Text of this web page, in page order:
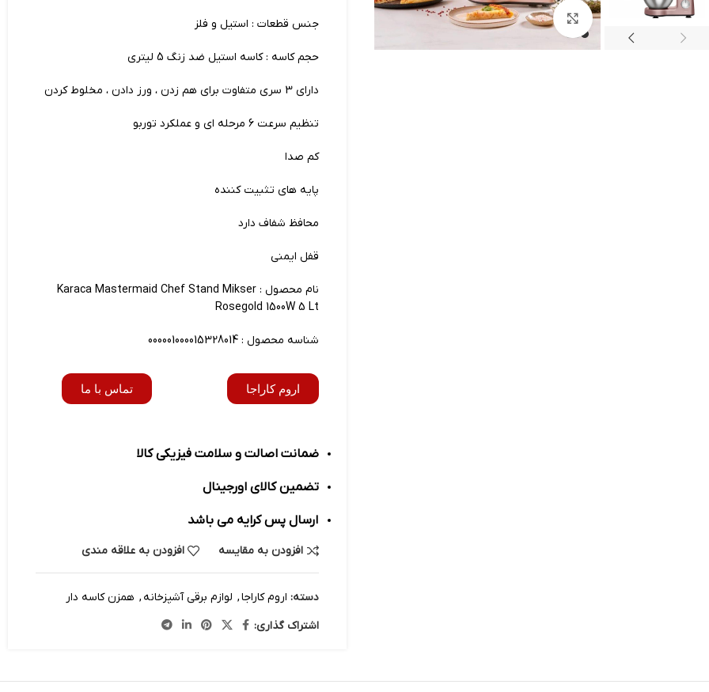
بزرگنمایی تصویر جنس قطعات : استیل و فلز
حجم کاسه : کاسه استیل ضد زنگ 5 لیتری
دارای 3 سری متفاوت برای هم زدن ، ورز دادن ، مخلوط کردن
تنظیم سرعت 6 مرحله ای و عملکرد توربو
کم صدا
پایه های تثبیت کننده
محافظ شفاف دارد
قفل ایمنی
نام محصول : Karaca Mastermaid Chef Stand Mikser
Rosegold 1500W 5 Lt
شناسه محصول : 000001000015328014
اروم کاراجا تماس با ما
ضمانت اصالت و سلامت فیزیکی کالا
تضمین کالای اورجینال
ارسال پس کرایه می باشد
افزودن به مقایسه افزودن به علاقه مندی
دسته: اروم کاراجا, لوازم برقی آشپزخانه , همزن کاسه‌ دار
اشتراک گذاری: